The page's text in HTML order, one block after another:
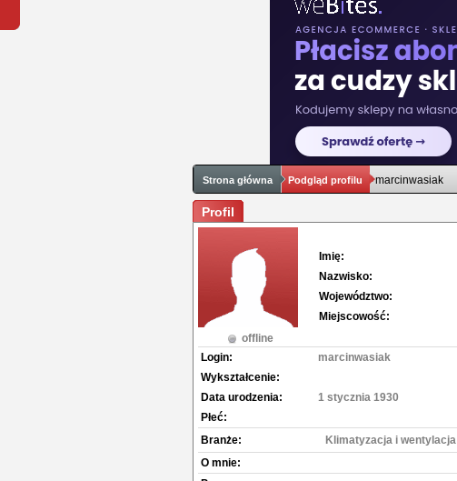
Strona główna Podgląd profilu marcinwasiak
Profil
offline
Imię:
Nazwisko:
Województwo:
Miejscowość:
Login:
marcinwasiak
Wykształcenie:
Data urodzenia:
1 stycznia 1930
Płeć:
Branże:
Klimatyzacja i wentylacja
O mnie: